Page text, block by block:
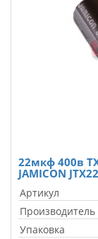
22мкф 400в
JAMICON
Артикул
Производитель
Упаковка